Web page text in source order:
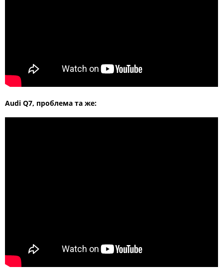
Audi Q7, проблема та же: